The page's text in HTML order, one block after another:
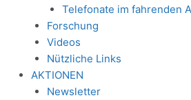
Telefonate im fahrenden
Forschung
Videos
Nützliche Links
AKTIONEN
Newsletter